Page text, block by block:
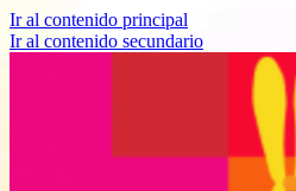
Ir al contenido principal
Ir al contenido secundario
How I met your
Proyecto de